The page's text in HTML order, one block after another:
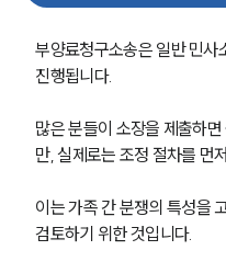
부양료청구소송은 일반 민사
진행됩니다.
많은 분들이 소장을 제출하
만, 실제로는 조정 절차를 먼
이는 가족 간 분쟁의 특성을
검토하기 위한 것입니다.